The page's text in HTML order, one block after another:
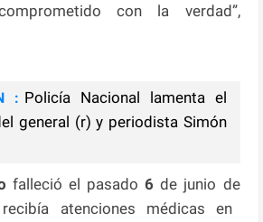
con la verdad”,
: Policía Nacional lamenta el
general (r) y periodista Simón
falleció el pasado 6 de junio de
atenciones médicas en